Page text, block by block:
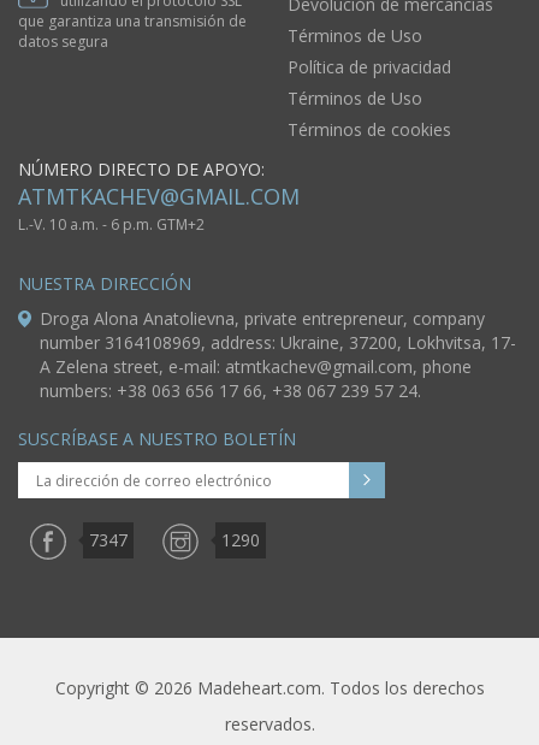
que garantiza una transmisión de
datos segura
Términos de Uso
Política de privacidad
Términos de Uso
Términos de cookies
NÚMERO DIRECTO DE APOYO:
ATMTKACHEV@GMAIL.COM
L.-V. 10 a.m. - 6 p.m. GTM+2
NUESTRA DIRECCIÓN
Droga Alona Anatolievna, private entrepreneur, company
number 3164108969, address: Ukraine, 37200, Lokhvitsa, 17-
A Zelena street, e-mail: atmtkachev@gmail.com, phone
numbers: +38 063 656 17 66, +38 067 239 57 24.
SUSCRÍBASE A NUESTRO BOLETÍN
7347 1290
Copyright © 2026 Madeheart.com. Todos los derechos
reservados.